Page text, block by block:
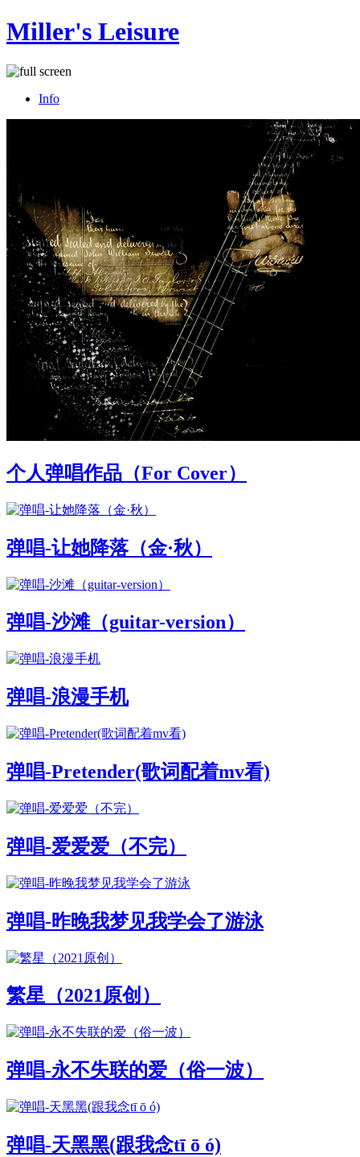
Miller's Leisure
Info
个人弹唱作品（For Cover）
弹唱-让她降落（金·秋）
弹唱-沙滩（guitar-version）
弹唱-浪漫手机
弹唱-Pretender(歌词配着mv看)
弹唱-爱爱爱（不完）
弹唱-昨晚我梦见我学会了游泳
繁星（2021原创）
弹唱-永不失联的爱（俗一波）
弹唱-天黑黑(跟我念tī ō ó)